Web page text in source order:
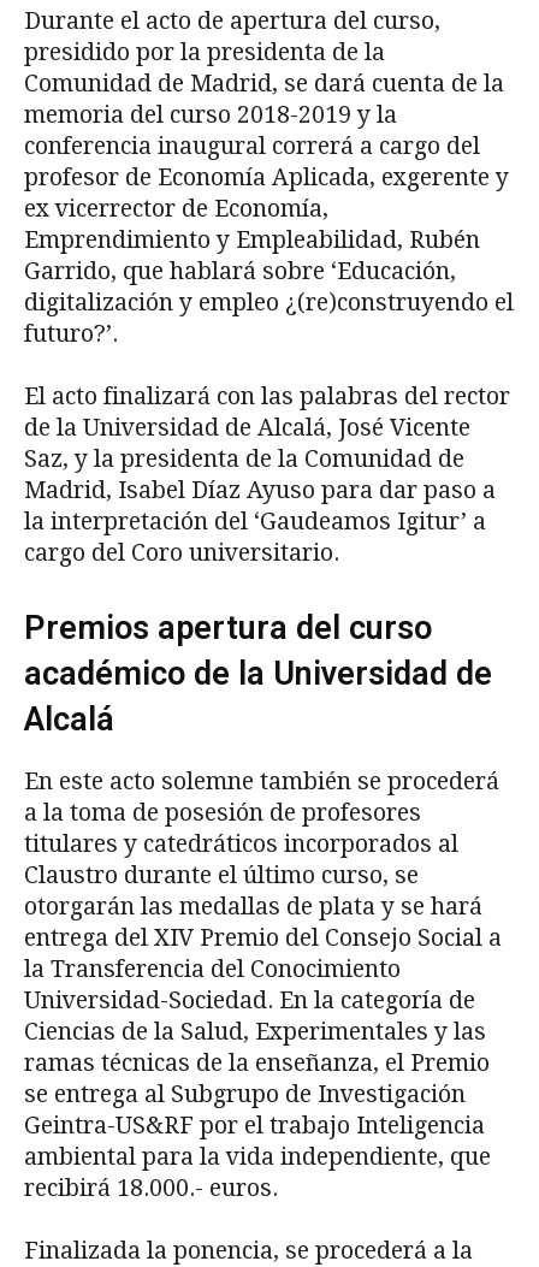
Durante el acto de apertura del curso,
presidido por la presidenta de la
Comunidad de Madrid, se dará cuenta de la
memoria del curso 2018-2019 y la
conferencia inaugural correrá a cargo del
profesor de Economía Aplicada, exgerente y
ex vicerrector de Economía,
Emprendimiento y Empleabilidad, Rubén
Garrido, que hablará sobre ‘Educación,
digitalización y empleo ¿(re)construyendo el
futuro?’.
El acto finalizará con las palabras del rector
de la Universidad de Alcalá, José Vicente
Saz, y la presidenta de la Comunidad de
Madrid, Isabel Díaz Ayuso para dar paso a
la interpretación del ‘Gaudeamos Igitur’ a
cargo del Coro universitario.
Premios apertura del curso
académico de la Universidad de
Alcalá
En este acto solemne también se procederá
a la toma de posesión de profesores
titulares y catedráticos incorporados al
Claustro durante el último curso, se
otorgarán las medallas de plata y se hará
entrega del XIV Premio del Consejo Social a
la Transferencia del Conocimiento
Universidad-Sociedad. En la categoría de
Ciencias de la Salud, Experimentales y las
ramas técnicas de la enseñanza, el Premio
se entrega al Subgrupo de Investigación
Geintra-US&RF por el trabajo Inteligencia
ambiental para la vida independiente, que
recibirá 18.000.- euros.
Finalizada la ponencia, se procederá a la